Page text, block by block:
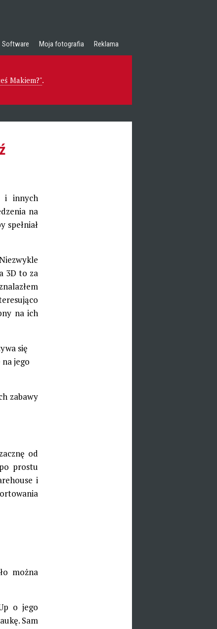
Software Moja fotografia Reklama
Makiem?".
i innych
na
spełniał
3D to za
na ich
się
jego
zabawy
od
prostu
i
można
o jego
Sam